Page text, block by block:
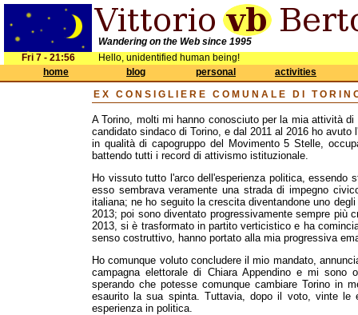
Wandering on the Web since 1995
Fri 7 - 21:56
Hello, unidentified human being!
home
blog personal
activities
EX CONSIGLIERE COMUNALE DI
A Torino, molti mi hanno conosciuto per la mia attività
candidato sindaco di Torino, e dal 2011 al 2016 ho
in qualità di capogruppo del Movimento 5 Stelle,
battendo tutti i record di attivismo istituzionale.
Ho vissuto tutto l'arco dell'esperienza politica, essendo
esso sembrava veramente una strada di impegno
italiana; ne ho seguito la crescita diventandone uno
2013; poi sono diventato progressivamente sempre più
2013, si è trasformato in partito verticistico e ha
senso costruttivo, hanno portato alla mia progressiva
Ho comunque voluto concludere il mio mandato,
campagna elettorale di Chiara Appendino e mi
sperando che potesse comunque cambiare Torino in
esaurito la sua spinta. Tuttavia, dopo il voto, vinte
esperienza in politica.